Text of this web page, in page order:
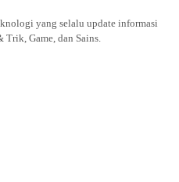
yang selalu update informasi
Game, dan Sains.